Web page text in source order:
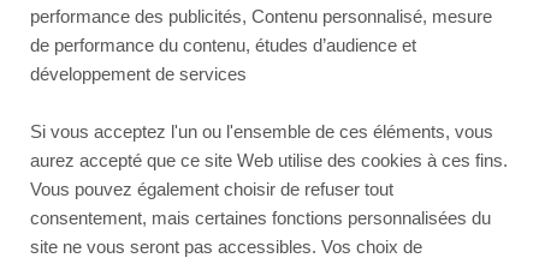
performance des publicités, Contenu personnalisé, mesure
de performance du contenu, études d’audience et
développement de services
Si vous acceptez l'un ou l'ensemble de ces éléments, vous
aurez accepté que ce site Web utilise des cookies à ces fins.
Vous pouvez également choisir de refuser tout
consentement, mais certaines fonctions personnalisées du
site ne vous seront pas accessibles. Vos choix de
Reload to try again, or go back.
Reload Back